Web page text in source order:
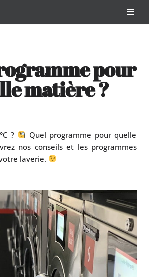
pour
matière ?
?
Quel programme pour quelle
nos conseils et les programmes
laverie.